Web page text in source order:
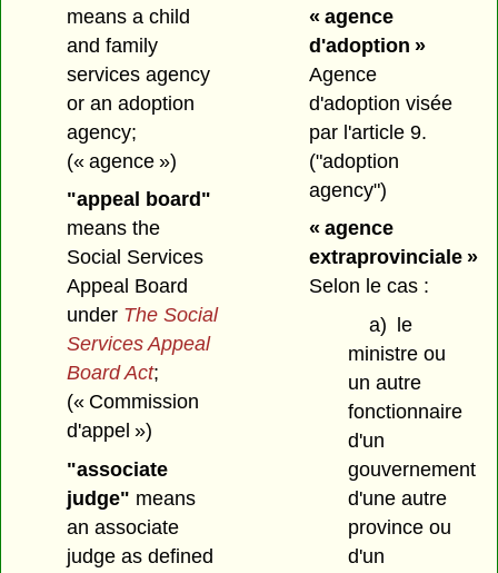
means a child
and family
services agency
or an adoption
agency;
(« agence »)
"appeal board"
means the
Social Services
Appeal Board
under The Social
Services Appeal
Board Act;
(« Commission
d'appel »)
"associate
judge" means
an associate
judge as defined
« agence
d'adoption »
Agence
d'adoption visée
par l'article 9.
("adoption
agency")
« agence
extraprovinciale »
Selon le cas :
a)
le
ministre ou
un autre
fonctionnaire
d'un
gouvernement
d'une autre
province ou
d'un